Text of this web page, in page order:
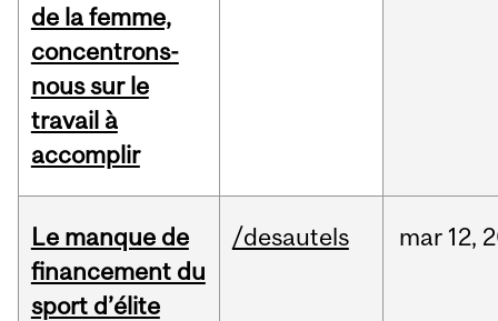
de la femme,
concentrons-
nous sur le
travail à
accomplir
Le manque de
financement du
sport d’élite
/desautels mar 12,